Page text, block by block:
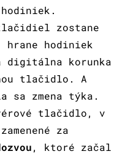
tlačidiel zostane
hodiniek
digitálna korunka
tlačidlo. A
sa zmena týka.
tlačidlo, v
za
, ktoré začal